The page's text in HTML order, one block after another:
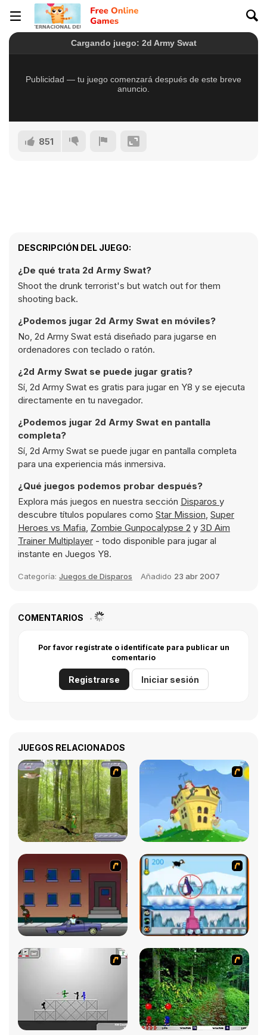
851
DESCRIPCIÓN DEL JUEGO:
¿De qué trata 2d Army Swat?
Shoot the drunk terrorist's but watch out for them
shooting back.
¿Podemos jugar 2d Army Swat en móviles?
No, 2d Army Swat está diseñado para jugarse en
ordenadores con teclado o ratón.
¿2d Army Swat se puede jugar gratis?
Sí, 2d Army Swat es gratis para jugar en Y8 y se ejecuta
directamente en tu navegador.
¿Podemos jugar 2d Army Swat en pantalla
completa?
Sí, 2d Army Swat se puede jugar en pantalla completa
para una experiencia más inmersiva.
¿Qué juegos podemos probar después?
Explora más juegos en nuestra sección Disparos y
descubre títulos populares como Star Mission, Super
Heroes vs Mafia, Zombie Gunpocalypse 2 y 3D Aim
Trainer Multiplayer - todo disponible para jugar al
instante en Juegos Y8.
Categoría: Juegos de Disparos Añadido 23 abr 2007
COMENTARIOS
Por favor regístrate o identifícate para publicar un
comentario
Registrarse Iniciar sesión
JUEGOS RELACIONADOS